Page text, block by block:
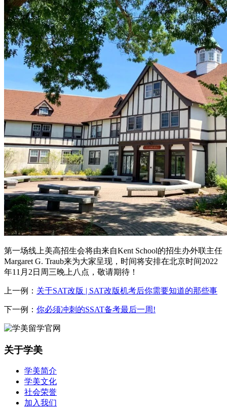
第一场线上美高招生会将由来自Kent School的招生办外联主任
Margaret G. Traub来为大家呈现，时间将安排在北京时间2022
年11月2日周三晚上八点，敬请期待！
上一例： 关于SAT改版 | SAT改版机考后你需要知道的那些事
下一例： 你必须冲刺的SSAT备考最后一周!
关于学美
学美简介
学美文化
社会荣誉
加入我们